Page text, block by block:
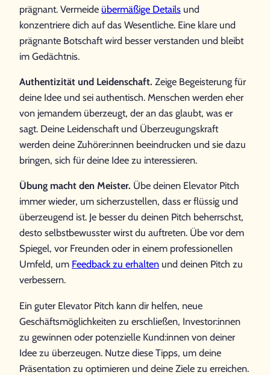
prägnant. Vermeide übermäßige Details und
konzentriere dich auf das Wesentliche. Eine klare und
prägnante Botschaft wird besser verstanden und bleibt
im Gedächtnis.
Authentizität und Leidenschaft. Zeige Begeisterung für
deine Idee und sei authentisch. Menschen werden eher
von jemandem überzeugt, der an das glaubt, was er
sagt. Deine Leidenschaft und Überzeugungskraft
werden deine Zuhörer:innen beeindrucken und sie dazu
bringen, sich für deine Idee zu interessieren.
Übung macht den Meister. Übe deinen Elevator Pitch
immer wieder, um sicherzustellen, dass er flüssig und
überzeugend ist. Je besser du deinen Pitch beherrschst,
desto selbstbewusster wirst du auftreten. Übe vor dem
Spiegel, vor Freunden oder in einem professionellen
Umfeld, um Feedback zu erhalten und deinen Pitch zu
verbessern.
Ein guter Elevator Pitch kann dir helfen, neue
Geschäftsmöglichkeiten zu erschließen, Investor:innen
zu gewinnen oder potenzielle Kund:innen von deiner
Idee zu überzeugen. Nutze diese Tipps, um deine
Präsentation zu optimieren und deine Ziele zu erreichen.